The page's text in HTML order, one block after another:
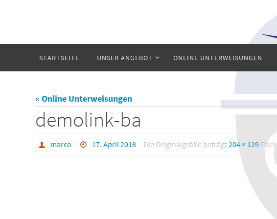
springen
STARTSEITE UNSER ANGEBOT ONLINE UNTERWEISUNGEN
« Online Unterweisungen
demolink-ba
marco 17. April 2018 Die Originalgröße beträgt204 × 129 Pixel